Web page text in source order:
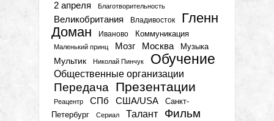
2 апреля Благотворительность
Великобритания Владивосток
Гленн
Доман
Иваново Коммуникация
Маленький принц Мозг Москва Музыка
Мультик Николай Пинчук Обучение
Общественные организации
Передача Презентации
Реацентр СПб США/USA
Санкт-
Петербург
Сериал Талант Фильм